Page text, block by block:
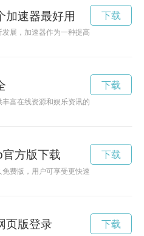
加速器最好用
发展，加速器作为一种提高网络连接速度
下载
富在线资源和娱乐资讯的平台，为用户带
下载
方版下载
免费版，用户可享受更快速、更顺畅的网
下载
页版登录 下载